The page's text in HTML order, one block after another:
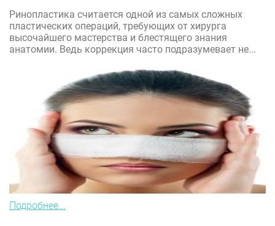
Ринопластика считается одной из самых сложных
пластических операций, требующих от хирурга
высочайшего мастерства и блестящего знания
анатомии. Ведь коррекция часто подразумевает не...
Подробнее...